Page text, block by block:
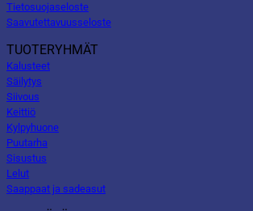
Tietosuojaseloste
Saavutettavuusseloste
TUOTERYHMÄT
Kalusteet
Säilytys
Siivous
Keittiö
Kylpyhuone
Puutarha
Sisustus
Lelut
Saappaat ja sadeasut